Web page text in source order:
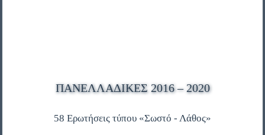
ΠΑΝΕΛΛΑΔΙΚΈΣ 2016 – 2020
58 Ερωτήσεις τύπου «Σωστό - Λάθος»